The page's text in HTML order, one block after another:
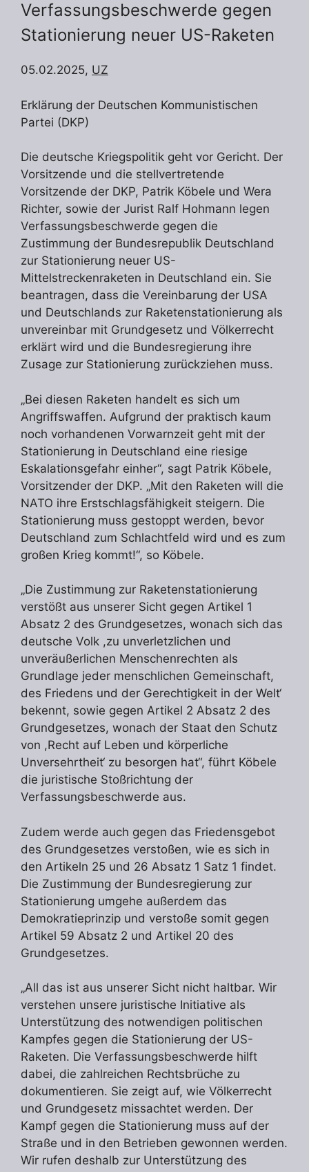
Verfassungsbeschwerde gegen
Stationierung neuer US-Raketen
05.02.2025, UZ
Erklärung der Deutschen Kommunistischen
Partei (DKP)
Die deutsche Kriegspolitik geht vor Gericht. Der
Vorsitzende und die stellvertretende
Vorsitzende der DKP, Patrik Köbele und Wera
Richter, sowie der Jurist Ralf Hohmann legen
Verfassungsbeschwerde gegen die
Zustimmung der Bundesrepublik Deutschland
zur Stationierung neuer US-
Mittelstreckenraketen in Deutschland ein. Sie
beantragen, dass die Vereinbarung der USA
und Deutschlands zur Raketenstationierung als
unvereinbar mit Grundgesetz und Völkerrecht
erklärt wird und die Bundesregierung ihre
Zusage zur Stationierung zurückziehen muss.
„Bei diesen Raketen handelt es sich um
Angriffswaffen. Aufgrund der praktisch kaum
noch vorhandenen Vorwarnzeit geht mit der
Stationierung in Deutschland eine riesige
Eskalationsgefahr einher“, sagt Patrik Köbele,
Vorsitzender der DKP. „Mit den Raketen will die
NATO ihre Erstschlagsfähigkeit steigern. Die
Stationierung muss gestoppt werden, bevor
Deutschland zum Schlachtfeld wird und es zum
großen Krieg kommt!“, so Köbele.
„Die Zustimmung zur Raketenstationierung
verstößt aus unserer Sicht gegen Artikel 1
Absatz 2 des Grundgesetzes, wonach sich das
deutsche Volk ,zu unverletzlichen und
unveräußerlichen Menschenrechten als
Grundlage jeder menschlichen Gemeinschaft,
des Friedens und der Gerechtigkeit in der Welt‘
bekennt, sowie gegen Artikel 2 Absatz 2 des
Grundgesetzes, wonach der Staat den Schutz
von ,Recht auf Leben und körperliche
Unversehrtheit‘ zu besorgen hat“, führt Köbele
die juristische Stoßrichtung der
Verfassungsbeschwerde aus.
Zudem werde auch gegen das Friedensgebot
des Grundgesetzes verstoßen, wie es sich in
den Artikeln 25 und 26 Absatz 1 Satz 1 findet.
Die Zustimmung der Bundesregierung zur
Stationierung umgehe außerdem das
Demokratieprinzip und verstoße somit gegen
Artikel 59 Absatz 2 und Artikel 20 des
Grundgesetzes.
„All das ist aus unserer Sicht nicht haltbar. Wir
verstehen unsere juristische Initiative als
Unterstützung des notwendigen politischen
Kampfes gegen die Stationierung der US-
Raketen. Die Verfassungsbeschwerde hilft
dabei, die zahlreichen Rechtsbrüche zu
dokumentieren. Sie zeigt auf, wie Völkerrecht
und Grundgesetz missachtet werden. Der
Kampf gegen die Stationierung muss auf der
Straße und in den Betrieben gewonnen werden.
Wir rufen deshalb zur Unterstützung des